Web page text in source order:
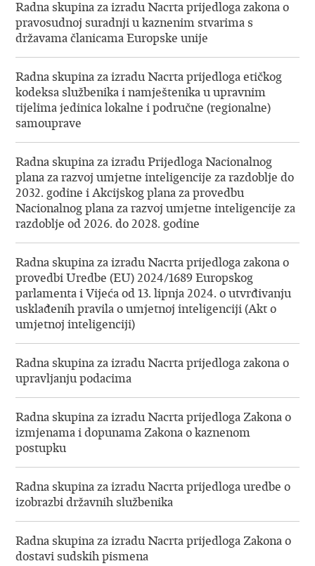
Radna skupina za izradu Nacrta prijedloga zakona o
pravosudnoj suradnji u kaznenim stvarima s
državama članicama Europske unije
Radna skupina za izradu Nacrta prijedloga etičkog
kodeksa službenika i namještenika u upravnim
tijelima jedinica lokalne i područne (regionalne)
samouprave
Radna skupina za izradu Prijedloga Nacionalnog
plana za razvoj umjetne inteligencije za razdoblje do
2032. godine i Akcijskog plana za provedbu
Nacionalnog plana za razvoj umjetne inteligencije za
razdoblje od 2026. do 2028. godine
Radna skupina za izradu Nacrta prijedloga zakona o
provedbi Uredbe (EU) 2024/1689 Europskog
parlamenta i Vijeća od 13. lipnja 2024. o utvrđivanju
usklađenih pravila o umjetnoj inteligenciji (Akt o
umjetnoj inteligenciji)
Radna skupina za izradu Nacrta prijedloga zakona o
upravljanju podacima
Radna skupina za izradu Nacrta prijedloga Zakona o
izmjenama i dopunama Zakona o kaznenom
postupku
Radna skupina za izradu Nacrta prijedloga uredbe o
izobrazbi državnih službenika
Radna skupina za izradu Nacrta prijedloga Zakona o
dostavi sudskih pismena